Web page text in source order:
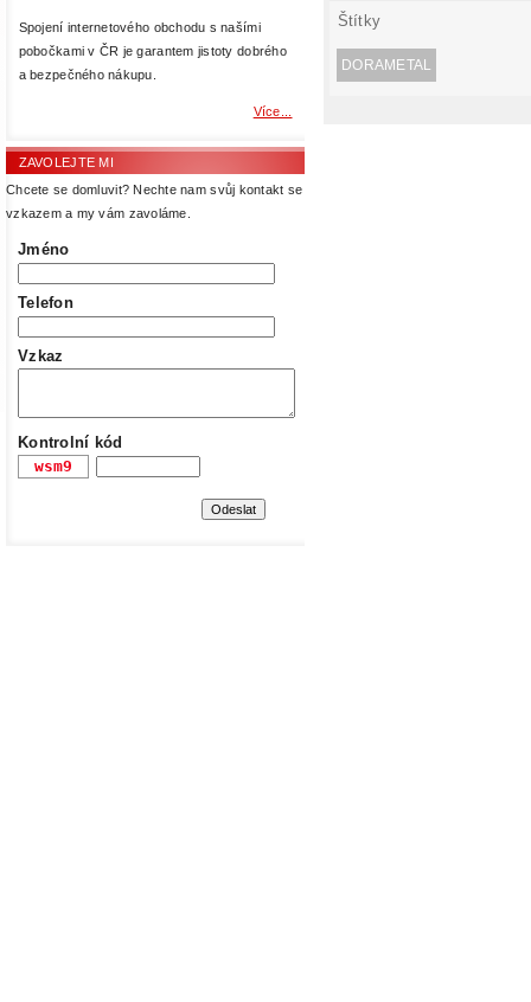
Spojení internetového obchodu s našími
pobočkami v ČR je garantem jistoty dobrého
a bezpečného nákupu.
Více...
ZAVOLEJTE MI
Chcete se domluvit? Nechte nam svůj kontakt se
vzkazem a my vám zavoláme.
Jméno
Telefon
Vzkaz
Kontrolní kód
Štítky
DORAMETAL